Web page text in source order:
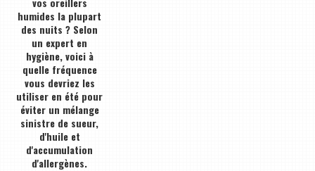
humides la plupart
des nuits ? Selon
un expert en
hygiène, voici à
quelle fréquence
vous devriez les
utiliser en été pour
éviter un mélange
sinistre de sueur,
d'huile et
d'accumulation
d'allergènes.